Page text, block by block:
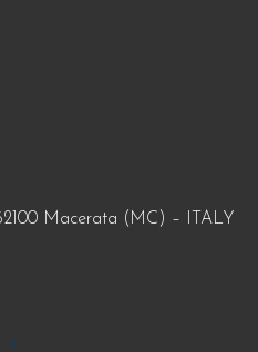
Macerata (MC) – ITALY